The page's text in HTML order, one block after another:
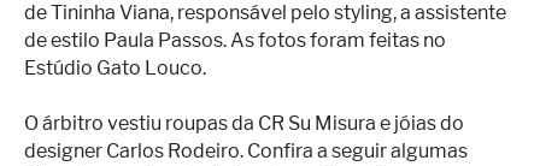
de Tininha Viana, responsável pelo styling, a assistente
de estilo Paula Passos. As fotos foram feitas no
Estúdio Gato Louco.
O árbitro vestiu roupas da CR Su Misura e jóias do
designer Carlos Rodeiro. Confira a seguir algumas